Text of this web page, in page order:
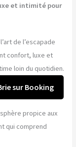
et intimité pour
de l’escapade
confort, luxe et
loin du quotidien.
sur Booking
propice aux
qui comprend